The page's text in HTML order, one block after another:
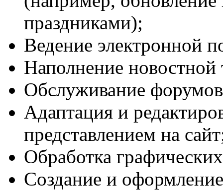
праздниками);
Ведение электронной
Наполнение новостной
Обслуживание
Адаптация и
представлением на
Обработка
Создание и